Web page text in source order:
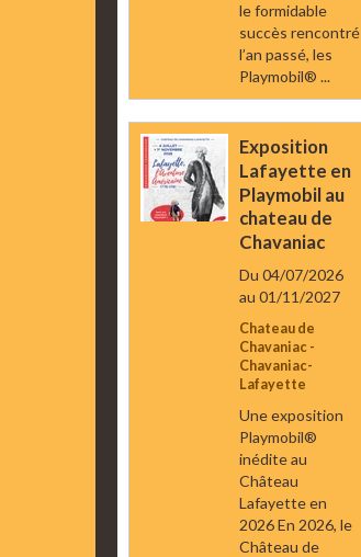
le formidable
succès rencontré
l’an passé, les
Playmobil® ...
Exposition
Lafayette en
Playmobil au
chateau de
Chavaniac
Du 04/07/2026
au 01/11/2027
Chateau de
Chavaniac -
Chavaniac-
Lafayette
Une exposition
Playmobil®
inédite au
Château
Lafayette en
2026 En 2026, le
Château de